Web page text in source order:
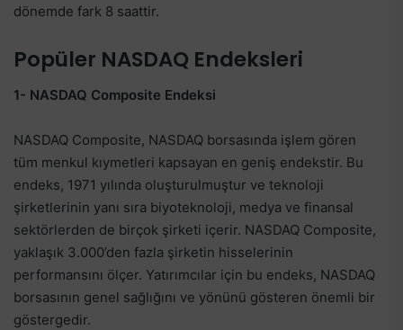
dönemde fark 8 saattir.
Popüler NASDAQ Endeksleri
1- NASDAQ Composite Endeksi
NASDAQ Composite, NASDAQ borsasında işlem gören
tüm menkul kıymetleri kapsayan en geniş endekstir. Bu
endeks, 1971 yılında oluşturulmuştur ve teknoloji
şirketlerinin yanı sıra biyoteknoloji, medya ve finansal
sektörlerden de birçok şirketi içerir. NASDAQ Composite,
yaklaşık 3.000’den fazla şirketin hisselerinin
performansını ölçer. Yatırımcılar için bu endeks, NASDAQ
borsasının genel sağlığını ve yönünü gösteren önemli bir
göstergedir.